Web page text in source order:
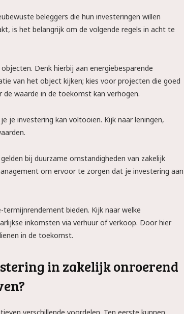
beleggers die hun investeringen willen
is het belangrijk om de volgende regels in acht te
Denk hierbij aan energiebesparende
van het object kijken; kies voor projecten die goed
waarde in de toekomst kan verhogen.
je investering kan voltooien. Kijk naar leningen,
bij duurzame omstandigheden van zakelijk
om ervoor te zorgen dat je investering aan
bieden. Kijk naar welke
inkomsten via verhuur of verkoop. Door hier
in de toekomst.
in zakelijk onroerend